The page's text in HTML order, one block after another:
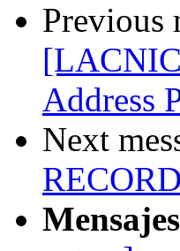
Previous
Address
Next